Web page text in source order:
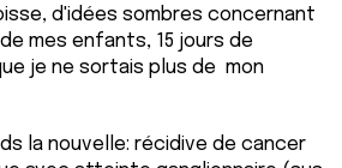
d'idées sombres concernant
mes enfants, 15 jours de
je ne sortais plus de mon
la nouvelle: récidive de cancer